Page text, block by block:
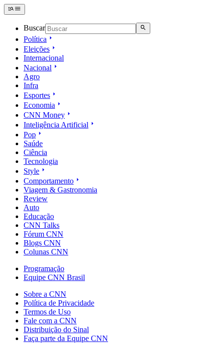
Buscar
Política
Eleições
Internacional
Nacional
Agro
Infra
Esportes
Economia
CNN Money
Inteligência Artificial
Pop
Saúde
Ciência
Tecnologia
Style
Comportamento
Viagem & Gastronomia
Review
Auto
Educação
CNN Talks
Fórum CNN
Blogs CNN
Colunas CNN
Programação
Equipe CNN Brasil
Sobre a CNN
Política de Privacidade
Termos de Uso
Fale com a CNN
Distribuição do Sinal
Faça parte da Equipe CNN